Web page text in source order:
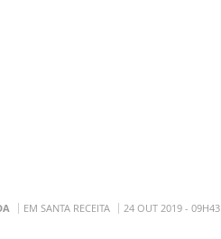
EM SANTA RECEITA 24 OUT 2019 - 09H43